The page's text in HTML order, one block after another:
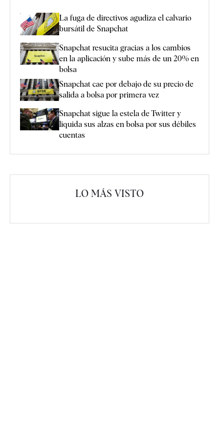
La fuga de directivos agudiza el calvario
bursátil de Snapchat
Snapchat resucita gracias a los cambios
en la aplicación y sube más de un 20% en
bolsa
Snapchat cae por debajo de su precio de
salida a bolsa por primera vez
Snapchat sigue la estela de Twitter y
liquida sus alzas en bolsa por sus débiles
cuentas
LO MÁS VISTO